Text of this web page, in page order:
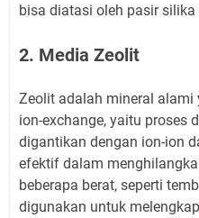
bisa diatasi oleh pasir silika
2. Media Zeolit
Zeolit adalah mineral
ion-exchange, yaitu proses
digantikan dengan ion-ion
efektif dalam
beberapa berat, seperti
digunakan untuk